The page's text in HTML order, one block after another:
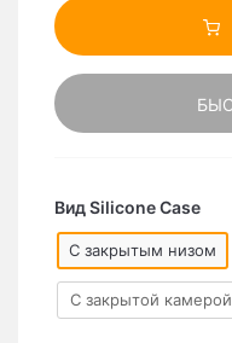
Вид Silicone Case
C закрытым низом
С закрытой камерой